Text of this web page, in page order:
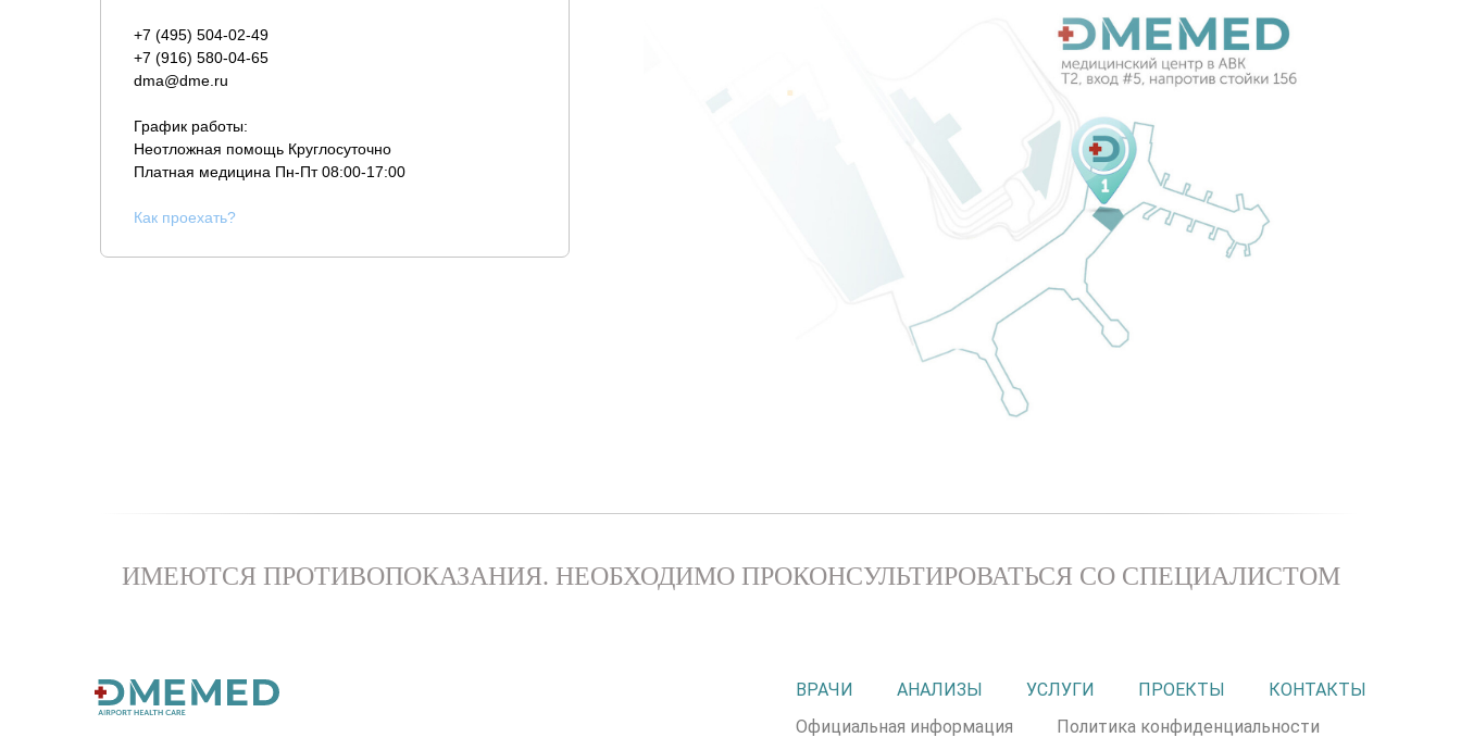
+7 (495) 504-02-49
+7 (916) 580-04-65
dma@dme.ru
График работы:
Неотложная помощь Круглосуточно
Платная медицина Пн-Пт 08:00-17:00
Как проехать?
ИМЕЮТСЯ ПРОТИВОПОКАЗАНИЯ. НЕОБХОДИМО ПРОКОНСУЛЬТИРОВАТЬСЯ СО СПЕЦИАЛИСТОМ
ВРАЧИ АНАЛИЗЫ УСЛУГИ ПРОЕКТЫ
КОНТАКТЫ
Официальная информация
Политика конфиденциальности